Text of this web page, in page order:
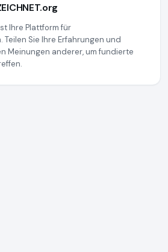
Ihre Plattform für
Sie Ihre Erfahrungen und
Meinungen anderer, um fundierte